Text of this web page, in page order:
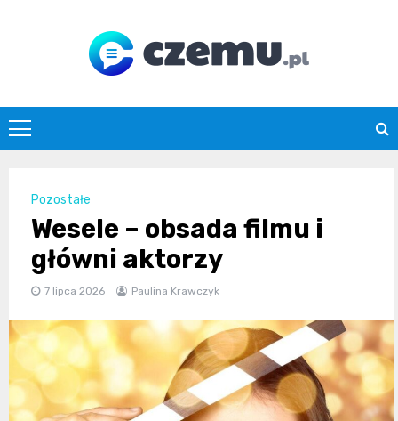
czemu.pl
Pozostałe
Wesele – obsada filmu i
główni aktorzy
7 lipca 2026 Paulina Krawczyk